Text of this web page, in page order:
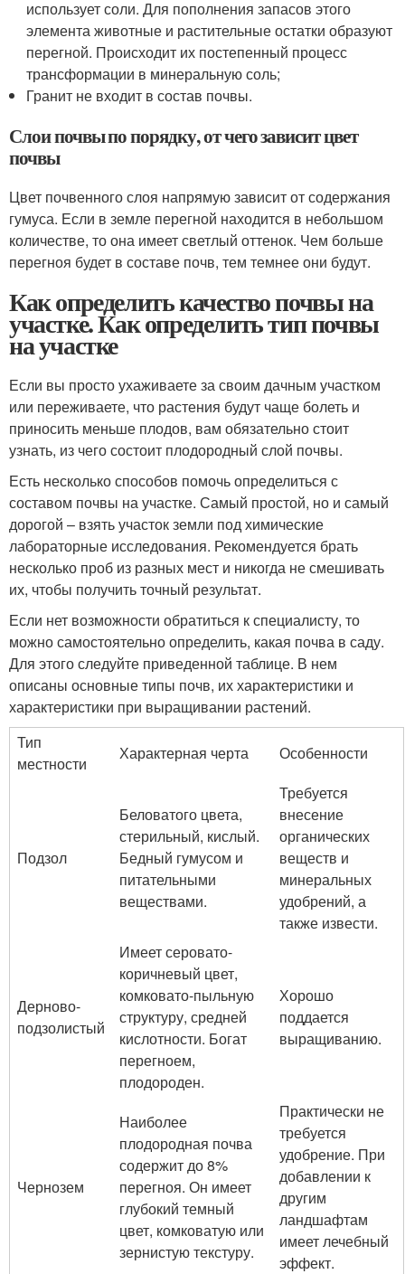
использует соли. Для пополнения запасов этого
элемента животные и растительные остатки образуют
перегной. Происходит их постепенный процесс
трансформации в минеральную соль;
Гранит не входит в состав почвы.
Слои почвы по порядку, от чего зависит цвет
почвы
Цвет почвенного слоя напрямую зависит от содержания
гумуса. Если в земле перегной находится в небольшом
количестве, то она имеет светлый оттенок. Чем больше
перегноя будет в составе почв, тем темнее они будут.
Как определить качество почвы на
участке. Как определить тип почвы
на участке
Если вы просто ухаживаете за своим дачным участком
или переживаете, что растения будут чаще болеть и
приносить меньше плодов, вам обязательно стоит
узнать, из чего состоит плодородный слой почвы.
Есть несколько способов помочь определиться с
составом почвы на участке. Самый простой, но и самый
дорогой – взять участок земли под химические
лабораторные исследования. Рекомендуется брать
несколько проб из разных мест и никогда не смешивать
их, чтобы получить точный результат.
Если нет возможности обратиться к специалисту, то
можно самостоятельно определить, какая почва в саду.
Для этого следуйте приведенной таблице. В нем
описаны основные типы почв, их характеристики и
характеристики при выращивании растений.
Тип
местности
Характерная черта Особенности
Подзол
Беловатого цвета,
стерильный, кислый.
Бедный гумусом и
питательными
веществами.
Требуется
внесение
органических
веществ и
минеральных
удобрений, а
также извести.
Дерново-
подзолистый
Имеет серовато-
коричневый цвет,
комковато-пыльную
структуру, средней
кислотности. Богат
перегноем,
плодороден.
Хорошо
поддается
выращиванию.
Чернозем
Наиболее
плодородная почва
содержит до 8%
перегноя. Он имеет
глубокий темный
цвет, комковатую или
зернистую текстуру.
Практически не
требуется
удобрение. При
добавлении к
другим
ландшафтам
имеет лечебный
эффект.